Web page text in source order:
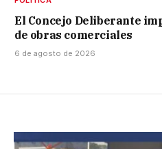
El Concejo Deliberante
de obras comerciales
6 de agosto de 2026